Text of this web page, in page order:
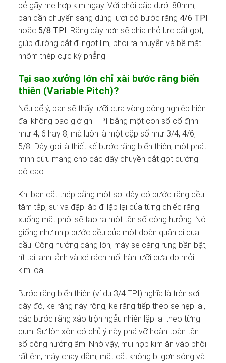
bẻ gãy me hợp kim ngay. Với phôi đặc dưới 80mm,
bạn cần chuyển sang dùng lưỡi có bước răng 4/6 TPI
hoặc 5/8 TPI . Răng dày hơn sẽ chia nhỏ lực cắt gọt,
giúp đường cắt đi ngọt lịm, phoi ra nhuyễn và bề mặt
nhôm thép cực kỳ phẳng.
Tại sao xưởng lớn chỉ xài bước răng biến
thiên (Variable Pitch)?
Nếu để ý, bạn sẽ thấy lưỡi cưa vòng công nghiệp hiện
đại không bao giờ ghi TPI bằng một con số cố định
như 4, 6 hay 8, mà luôn là một cặp số như 3/4, 4/6,
5/8. Đây gọi là thiết kế bước răng biến thiên, một phát
minh cứu mạng cho các dây chuyền cắt gọt cường
độ cao.
Khi bạn cắt thép bằng một sợi dây có bước răng đều
tăm tắp, sự va đập lặp đi lặp lại của từng chiếc răng
xuống mặt phôi sẽ tạo ra một tần số cộng hưởng. Nó
giống như nhịp bước đều của một đoàn quân đi qua
cầu. Cộng hưởng càng lớn, máy sẽ càng rung bần bật,
rít tai lanh lảnh và xé rách mối hàn lưỡi cưa do mỏi
kim loại.
Bước răng biến thiên (ví dụ 3/4 TPI) nghĩa là trên sợi
dây đó, kẽ răng này rộng, kẽ răng tiếp theo sẽ hẹp lại,
các bước răng xáo trộn ngẫu nhiên lặp lại theo từng
cụm. Sự lộn xộn có chủ ý này phá vỡ hoàn toàn tần
số cộng hưởng âm. Nhờ vậy, mũi hợp kim ăn vào phôi
rất êm, máy chạy đằm, mặt cắt không bị gợn sóng và